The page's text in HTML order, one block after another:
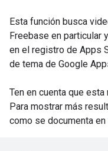
Esta función busca
Freebase en particular
en el registro de Apps
de tema de Google
Ten en cuenta que
Para mostrar más
como se documenta en